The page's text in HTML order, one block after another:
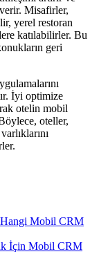
Misafirler,
yerel restoran
katılabilirler. Bu
geri
İyi optimize
otelin mobil
oteller,
Hangi Mobil CRM
İçin Mobil CRM